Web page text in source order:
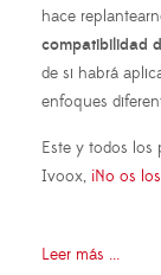
hace
compatibilidad
de si habrá
enfoques
Este y todos los
Ivoox, ¡No os
Leer más ...